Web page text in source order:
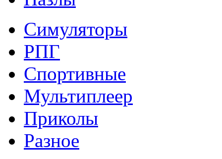
Симуляторы
РПГ
Спортивные
Мультиплеер
Приколы
Разное